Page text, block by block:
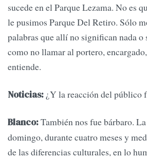
sucede en el Parque Lezama. No es
le pusimos Parque Del Retiro. Sólo
palabras que allí no significan nada
como no llamar al portero,
entiende.
Noticias: ¿Y la reacción del público
Blanco:También nos fue bárbaro.
domingo, durante cuatro meses y
de las diferencias culturales, en lo